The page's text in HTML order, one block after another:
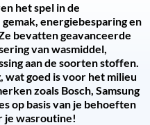
het spel in de
energiebesparing en
bevatten geavanceerde
van wasmiddel,
aan de soorten stoffen.
goed is voor het milieu
zoals Bosch, Samsung
op basis van je behoeften
je wasroutine!